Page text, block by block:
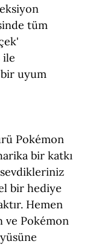
tüm
bir uyum
Pokémon
bir katkı
bir hediye
Hemen
ve Pokémon